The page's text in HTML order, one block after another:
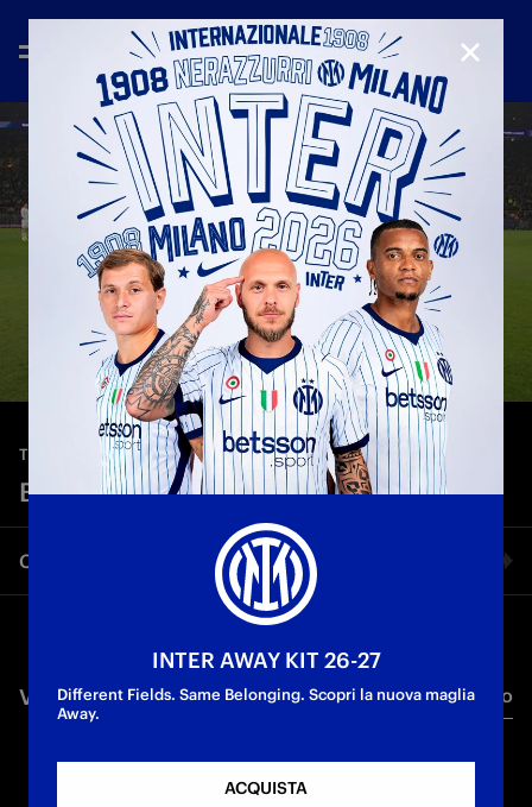
TEASER 28 gen 2026
Borussia-Inter 0-2
Condividi video
Twitter
Whatsapp
VIDEO CORRELATI Tutti i video
INTER AWAY KIT 26-27
Different Fields. Same Belonging. Scopri la nuova maglia
Away.
ACQUISTA